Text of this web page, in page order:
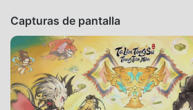
Capturas de pantalla